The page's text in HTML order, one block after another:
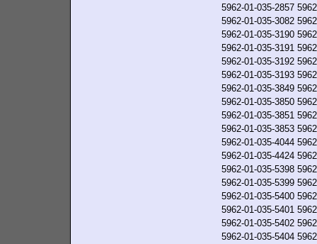
5962-01-035-2857
5962-01-035-3082
5962-01-035-3190
5962-01-035-3191
5962-01-035-3192
5962-01-035-3193
5962-01-035-3849
5962-01-035-3850
5962-01-035-3851
5962-01-035-3853
5962-01-035-4044
5962-01-035-4424
5962-01-035-5398
5962-01-035-5399
5962-01-035-5400
5962-01-035-5401
5962-01-035-5402
5962-01-035-5404